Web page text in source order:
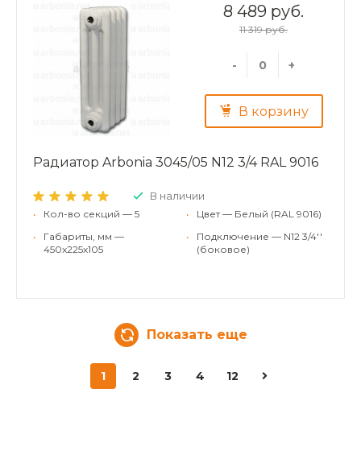
8 489 руб.
11 319 руб.
- +
В корзину
Радиатор Arbonia 3045/05 N12 3/4 RAL 9016
В наличии
•
Кол-во секций — 5
•
Габариты, мм —
450x225x105
•
Цвет — Белый (RAL 9016)
•
Подключение — N12 3/4''
(боковое)
Показать еще
1 2 3 4 12